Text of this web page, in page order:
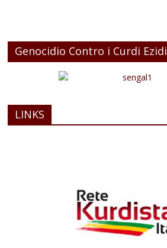
Genocidio Contro i Curdi Ezidi
LINKS